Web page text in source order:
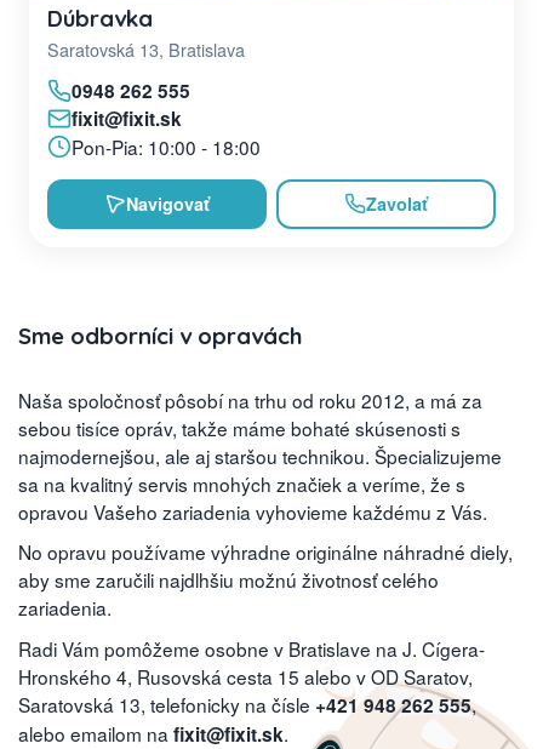
Dúbravka
Saratovská 13, Bratislava
0948 262 555
fixit@fixit.sk
Pon-Pia: 10:00 - 18:00
Navigovať Zavolať
Sme odborníci v opravách
Naša spoločnosť pôsobí na trhu od roku 2012, a má za
sebou tisíce opráv, takže máme bohaté skúsenosti s
najmodernejšou, ale aj staršou technikou. Špecializujeme
sa na kvalitný servis mnohých značiek a veríme, že s
opravou Vašeho zariadenia vyhovieme každému z Vás.
No opravu používame výhradne originálne náhradné diely,
aby sme zaručili najdlhšiu možnú životnosť celého
zariadenia.
Radi Vám pomôžeme osobne v Bratislave na J. Cígera-
Hronského 4, Rusovská cesta 15 alebo v OD Saratov,
Saratovská 13, telefonicky na čísle +421 948 262 555,
alebo emailom na fixit@fixit.sk.